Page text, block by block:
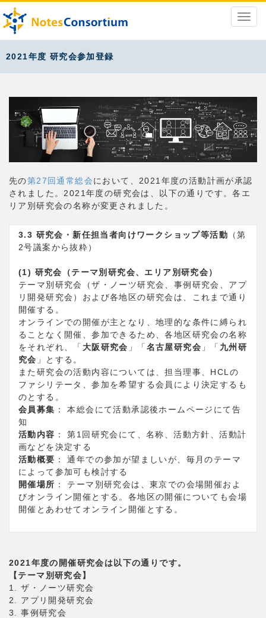
2021年度 研究会参加登録
先の第27回通常総会において、2021年度の活動計画が承認
されました。2021年度の研究会は、以下の通りです。各エ
リア別研究会の名称が変更されました。
3.3 研究会・新任担当者向けワークショップ等活動 （第
2号議案から抜粋）
(1) 研究会（テーマ別研究会、エリア別研究会）
テーマ別研究会（ザ・ノーツ研究会、事例研究会、アプ
リ開発研究会）および各地区の研究会は、これまで通り
開催する。
オンラインでの開催が主となり、地理的な条件に縛られ
ることなく開催、参加できるため、各地区研究会の名称
をそれぞれ、「 大阪研究会 」「 名古屋研究会 」「 九州研
究会 」とする。
また研究会の活動内容については、担当理事、HCLの
ファシリテータ、参加を希望する会員により決定するも
のとする。
会員募集 ： 本総会にて活動承認後ホームページにて告
知
活動内容 ： 第1回研究会にて、名称、活動方針、活動計
画などを決定する
活動概要 ： 通年での参加が望ましいが、毎月のテーマ
によって参加可も検討する
開催場所 ： テーマ別研究会は、東京での会場開催およ
びオンライン開催とする。各地区の開催についても会場
開催とあわせてオンライン開催とする。
2021年度の開催研究会は以下の通りです。
【テーマ別研究会】
1. ザ・ノーツ研究会
2. アプリ開発研究会
3. 事例研究会